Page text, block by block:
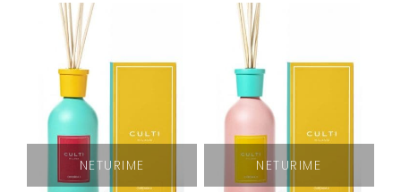
NETURIME NETURIME